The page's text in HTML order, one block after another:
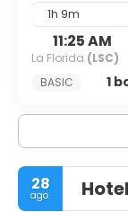
1h 9m
11:25 AM
La Florida (LSC)
BASIC
1
28
ago. Hotel